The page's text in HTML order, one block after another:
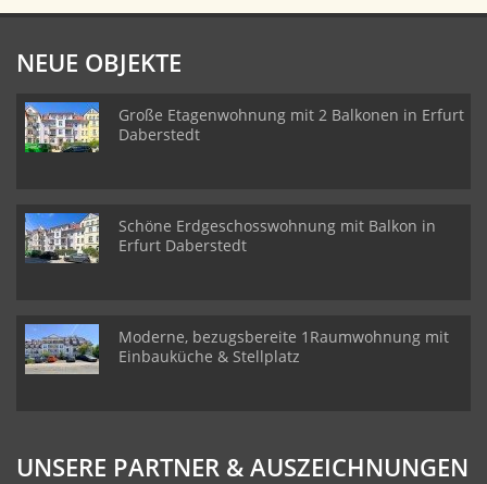
NEUE OBJEKTE
Große Etagenwohnung mit 2 Balkonen in Erfurt
Daberstedt
Schöne Erdgeschosswohnung mit Balkon in
Erfurt Daberstedt
Moderne, bezugsbereite 1Raumwohnung mit
Einbauküche & Stellplatz
UNSERE PARTNER & AUSZEICHNUNGEN